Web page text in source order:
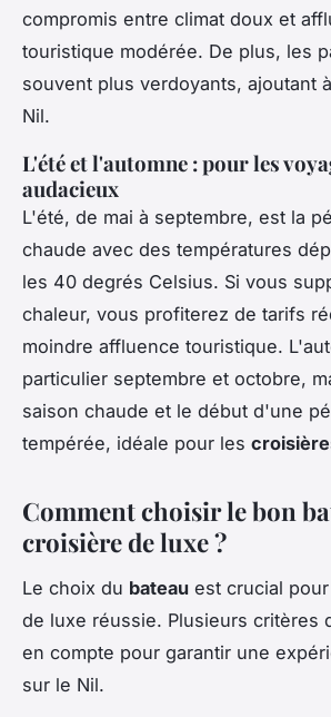
compromis entre climat doux et
touristique modérée. De plus, les
souvent plus verdoyants, ajoutant
Nil.
L'été et l'automne : pour les
audacieux
L'été, de mai à septembre, est la
chaude avec des températures
les 40 degrés Celsius. Si vous
chaleur, vous profiterez de tarifs
moindre affluence touristique.
particulier septembre et octobre,
saison chaude et le début d'une
tempérée, idéale pour les
Comment choisir le bon
croisière de luxe ?
Le choix du bateau est crucial
de luxe réussie. Plusieurs critères
en compte pour garantir une
sur le Nil.